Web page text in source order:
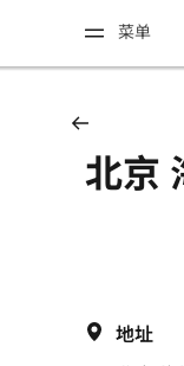
菜单
北京
地址